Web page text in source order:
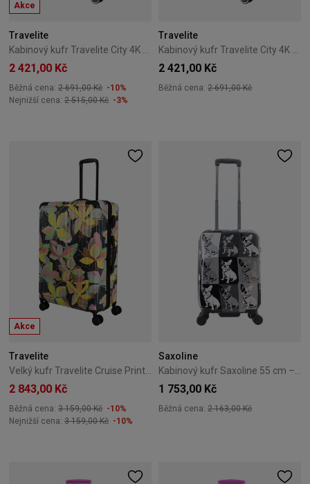
Akce
Travelite
2 421,00 Kč
Běžná cena: 2 691,00 Kč -10%
Nejnižší cena: 2 515,00 Kč -3%
Travelite
2 421,00 Kč
Běžná cena: 2 691,00 Kč
Akce
Travelite
Velký kufr Travelite Cruise Print 77 cm – žlutá orchidej
2 843,00 Kč
Běžná cena: 3 159,00 Kč -10%
Nejnižší cena: 3 159,00 Kč -10%
Saxoline
Kabinový kufr Saxoline 55 cm – Bulldog Mono
1 753,00 Kč
Běžná cena: 2 163,00 Kč